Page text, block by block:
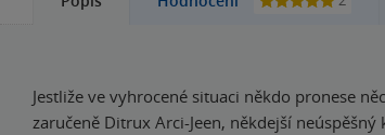
Jestliže ve vyhrocené situaci někdo pronese
zaručeně Ditrux Arci-Jeen, někdejší